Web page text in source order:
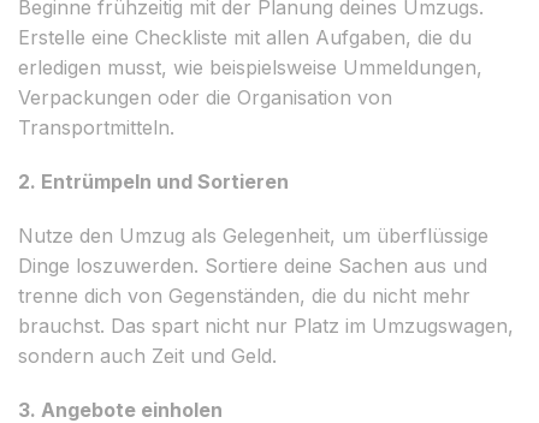
Beginne frühzeitig mit der Planung deines Umzugs.
Erstelle eine Checkliste mit allen Aufgaben, die du
erledigen musst, wie beispielsweise Ummeldungen,
Verpackungen oder die Organisation von
Transportmitteln.
2. Entrümpeln und Sortieren
Nutze den Umzug als Gelegenheit, um überflüssige
Dinge loszuwerden. Sortiere deine Sachen aus und
trenne dich von Gegenständen, die du nicht mehr
brauchst. Das spart nicht nur Platz im Umzugswagen,
sondern auch Zeit und Geld.
3. Angebote einholen